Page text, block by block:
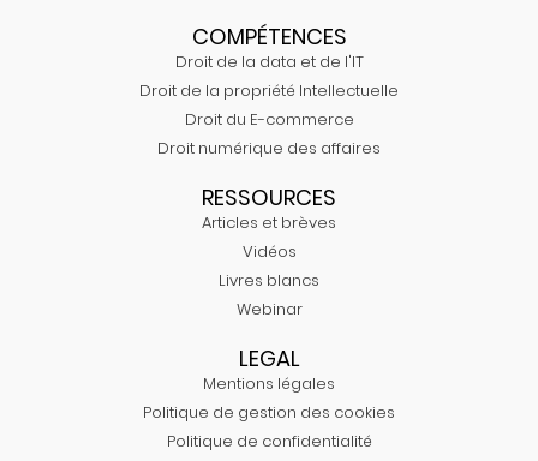
COMPÉTENCES
Droit de la data et de l'IT
Droit de la propriété Intellectuelle
Droit du E-commerce
Droit numérique des affaires
RESSOURCES
Articles et brèves
Vidéos
Livres blancs
Webinar
LEGAL
Mentions légales
Politique de gestion des cookies
Politique de confidentialité